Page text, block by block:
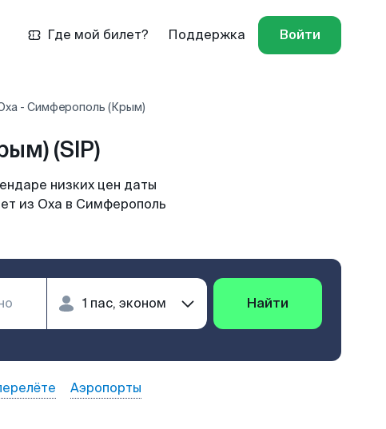
Где мой билет? Поддержка Войти
- Симферополь (Крым)
(SIP)
низких цен даты
из Оха в Симферополь
Найти
Аэропорты